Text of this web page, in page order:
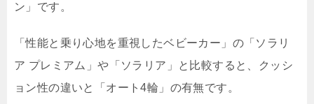
ン」です。
「性能と乗り心地を重視したベビーカー」の「ソラリ
ア プレミアム」や「ソラリア」と比較すると、クッシ
ョン性の違いと「オート4輪」の有無です。